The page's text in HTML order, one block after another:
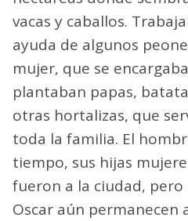
vacas y caballos.
ayuda de algunos
mujer, que se
plantaban papas,
otras hortalizas, que
toda la familia. El
tiempo, sus hijas
fueron a la ciudad,
Oscar aún permanecen